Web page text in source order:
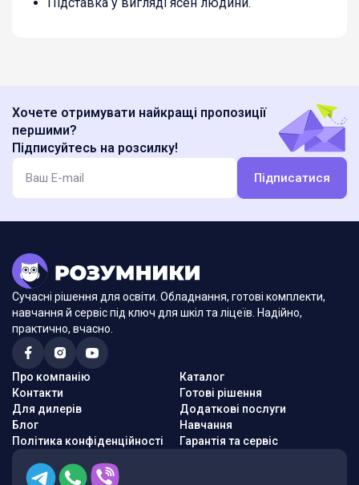
Хочете отримувати найкращі пропозиції
першими?
Підписуйтесь на розсилку!
Підписатися
Сучасні рішення для освіти. Обладнання, готові комплекти,
навчання й сервіс під ключ для шкіл та ліцеїв. Надійно,
практично, вчасно.
Про компанію
Контакти
Для дилерів
Блог
Політика конфіденційності
Каталог
Готові рішення
Додаткові послуги
Навчання
Гарантія та сервіс